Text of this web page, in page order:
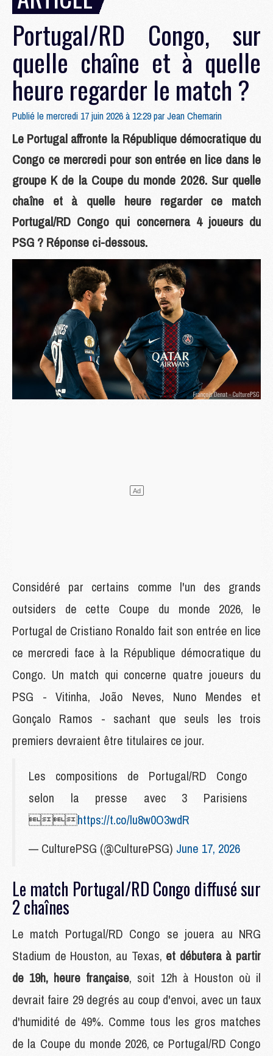
Portugal/RD Congo, sur
quelle chaîne et à quelle
heure regarder le match ?
Publié le mercredi 17 juin 2026 à 12:29 parJean Chemarin
Le Portugal affronte la République démocratique du
Congo ce mercredi pour son entrée en lice dans le
groupe K de la Coupe du monde 2026. Sur quelle
chaîne et à quelle heure regarder ce match
Portugal/RD Congo qui concernera 4 joueurs du
PSG ? Réponse ci-dessous.
Considéré par certains comme l'un des grands
outsiders de cette Coupe du monde 2026, le
Portugal de Cristiano Ronaldo fait son entrée en lice
ce mercredi face à la République démocratique du
Congo. Un match qui concerne quatre joueurs du
PSG - Vitinha, João Neves, Nuno Mendes et
Gonçalo Ramos - sachant que seuls les trois
premiers devraient être titulaires ce jour.
Les compositions de Portugal/RD Congo
selon la presse avec 3 Parisiens
https://t.co/lu8w0O3wdR
— CulturePSG (@CulturePSG) June 17, 2026
Le match Portugal/RD Congo diffusé sur
2 chaînes
Le match Portugal/RD Congo se jouera au NRG
Stadium de Houston, au Texas, et débutera à partir
de 19h, heure française, soit 12h à Houston où il
devrait faire 29 degrés au coup d'envoi, avec un taux
d'humidité de 49%. Comme tous les gros matches
de la Coupe du monde 2026, ce Portugal/RD Congo